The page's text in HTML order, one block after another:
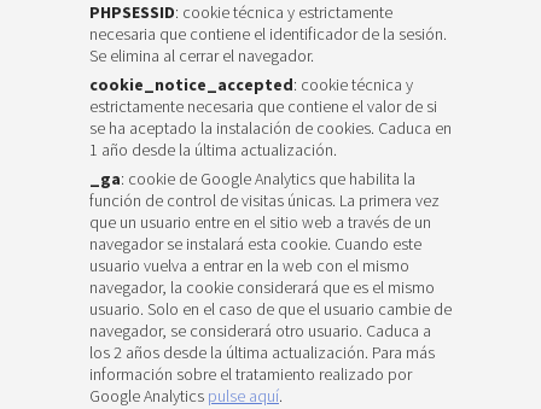
PHPSESSID: cookie técnica y estrictamente
necesaria que contiene el identificador de la sesión.
Se elimina al cerrar el navegador.
cookie_notice_accepted: cookie técnica y
estrictamente necesaria que contiene el valor de si
se ha aceptado la instalación de cookies. Caduca en
1 año desde la última actualización.
_ga: cookie de Google Analytics que habilita la
función de control de visitas únicas. La primera vez
que un usuario entre en el sitio web a través de un
navegador se instalará esta cookie. Cuando este
usuario vuelva a entrar en la web con el mismo
navegador, la cookie considerará que es el mismo
usuario. Solo en el caso de que el usuario cambie de
navegador, se considerará otro usuario. Caduca a
los 2 años desde la última actualización. Para más
información sobre el tratamiento realizado por
Google Analytics pulse aquí.